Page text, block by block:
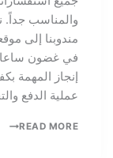
والمناسب
مندوبنا إلى
في غضون ساعات
إنجاز المهمة
عملية الدفع
READ MORE